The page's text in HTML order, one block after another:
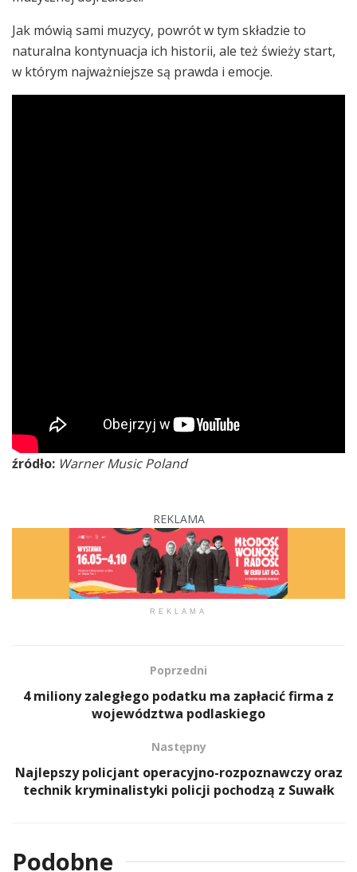
Jak mówią sami muzycy, powrót w tym składzie to
naturalna kontynuacja ich historii, ale też świeży start,
w którym najważniejsze są prawda i emocje.
źródło: Warner Music Poland
REKLAMA
REKLAMA
Poprzedni
4 miliony zaległego podatku ma zapłacić firma z
województwa podlaskiego
Następny
Najlepszy policjant operacyjno-rozpoznawczy oraz
technik kryminalistyki policji pochodzą z Suwałk
Podobne